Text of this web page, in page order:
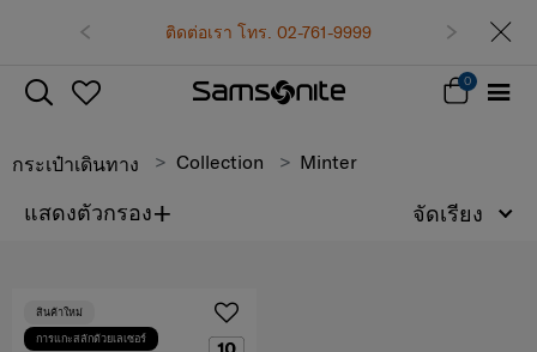
ติดต่อเรา โทร. 02-761-9999
0
กระเป๋าเดินทาง Collection Minter
แสดงตัวกรอง+ จัดเรียง
การแกะสลักด้วยเลเซอร์
สินค้าใหม่